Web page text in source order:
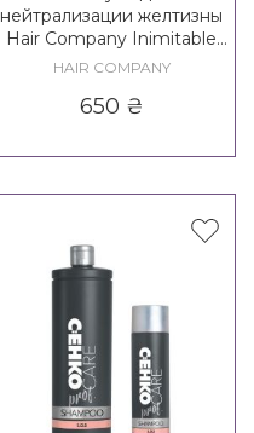
нейтрализации желтизны
Hair Company Inimitable
Blonde Ice Blonde Anti-
HAIR COMPANY
650 ₴